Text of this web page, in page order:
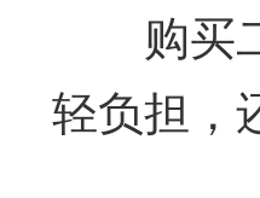
购买二
轻负担，